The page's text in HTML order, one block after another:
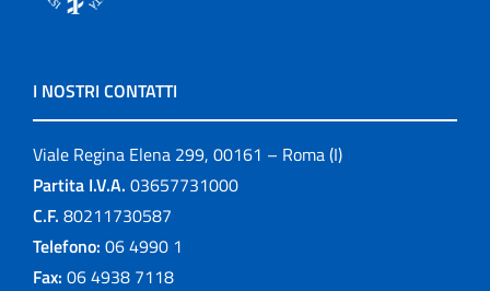
I NOSTRI CONTATTI
Viale Regina Elena 299, 00161 – Roma (I)
Partita I.V.A. 03657731000
C.F. 80211730587
Telefono: 06 4990 1
Fax: 06 4938 7118